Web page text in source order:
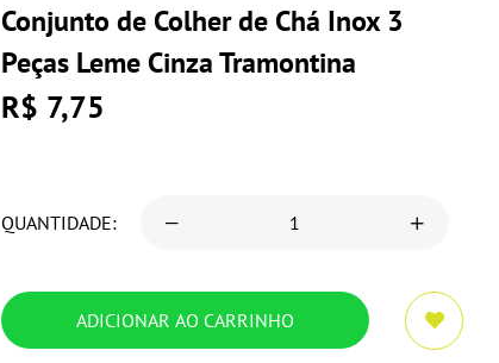
Conjunto de Colher de Chá Inox 3
Peças Leme Cinza Tramontina
R$ 7,75
QUANTIDADE: